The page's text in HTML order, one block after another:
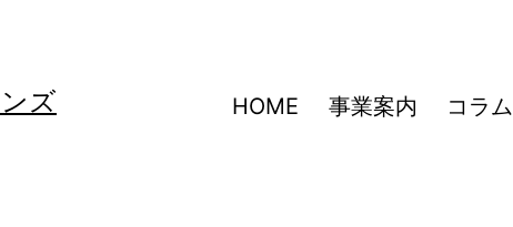
ズ HOME 事業案内 コラム